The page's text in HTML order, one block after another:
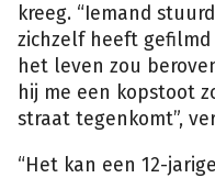
kreeg. “Iemand
zichzelf heeft
het leven zou
hij me een kopstoot
straat tegenkomt”,
“Het kan een 12-